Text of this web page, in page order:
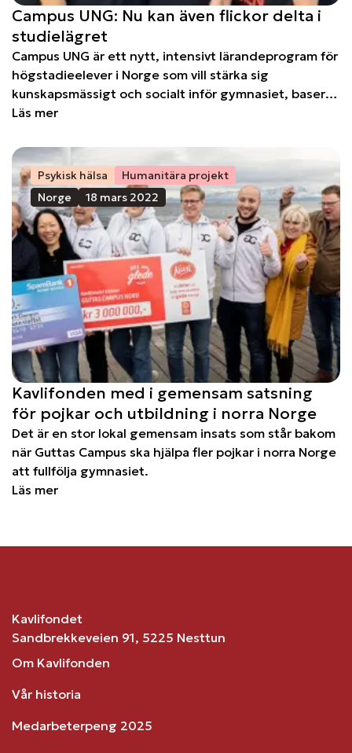
Campus UNG: Nu kan även flickor delta i
studielägret
Campus UNG är ett nytt, intensivt lärandeprogram för
högstadieelever i Norge som vill stärka sig
kunskapsmässigt och socialt inför gymnasiet, baserat
på Guttas Campus metodik.
Läs mer
Psykisk hälsa
Humanitära projekt
Norge
18 mars 2022
Kavlifonden med i gemensam satsning
för pojkar och utbildning i norra Norge
Det är en stor lokal gemensam insats som står bakom
när Guttas Campus ska hjälpa fler pojkar i norra Norge
att fullfölja gymnasiet.
Läs mer
Kavlifondet
Sandbrekkeveien 91, 5225 Nesttun
Om Kavlifonden
Vår historia
Medarbeterpeng 2025